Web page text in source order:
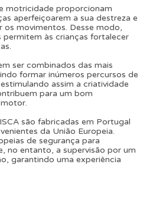
motricidade proporcionam
aperfeiçoarem a sua destreza e
movimentos. Desse modo,
às crianças fortalecer
ser combinados das mais
formar inúmeros percursos de
assim a criatividade
para um bom
são fabricadas em Portugal
da União Europeia.
de segurança para
no entanto, a supervisão por um
garantindo uma experiência